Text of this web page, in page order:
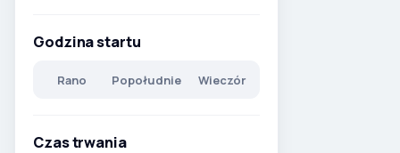
Godzina startu
Rano Popołudnie Wieczór
Czas trwania